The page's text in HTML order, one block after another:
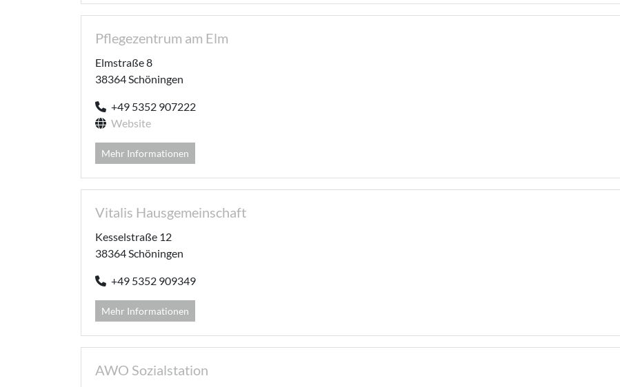
Pflegezentrum am Elm
Elmstraße 8
38364 Schöningen
+49 5352 907222
Website
Mehr Informationen
Vitalis Hausgemeinschaft
Kesselstraße 12
38364 Schöningen
+49 5352 909349
Mehr Informationen
AWO Sozialstation